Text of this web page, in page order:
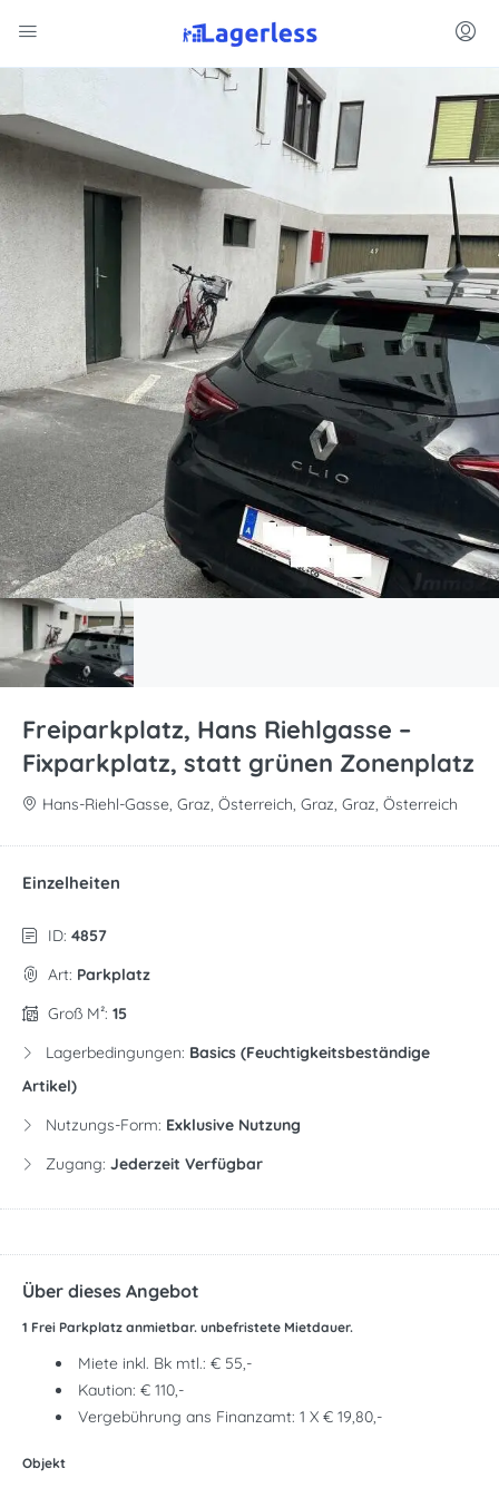
Freiparkplatz, Hans Riehlgasse –
Fixparkplatz, statt grünen Zonenplatz
Hans-Riehl-Gasse, Graz, Österreich, Graz, Graz, Österreich
Einzelheiten
ID: 4857
Art: Parkplatz
Groß M²: 15
Lagerbedingungen: Basics (feuchtigkeitsbeständige
Artikel)
Nutzungs-Form: Exklusive Nutzung
Zugang: Jederzeit Verfügbar
Über dieses Angebot
1 Frei Parkplatz anmietbar. unbefristete Mietdauer.
Miete inkl. Bk mtl.: € 55,-
Kaution: € 110,-
Vergebührung ans Finanzamt: 1 X € 19,80,-
Objekt